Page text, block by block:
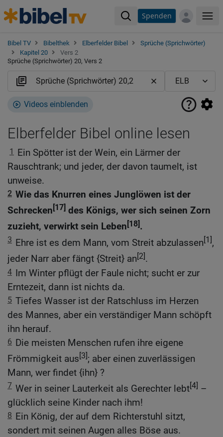
Spenden
Bibel TV Bibelthek Elberfelder Bibel
Sprüche (Sprichwörter)
Kapitel 20
Vers 2
Sprüche (Sprichwörter) 20, Vers 2
Videos einblenden
Elberfelder Bibel online lesen
1 Ein Spötter ist der Wein, ein Lärmer der
Rauschtrank; und jeder, der davon taumelt, ist
unweise.
2 Wie das Knurren eines Junglöwen ist der
Schrecken [17] des Königs, wer sich seinen Zorn
zuzieht, verwirkt sein Leben [18].
3 Ehre ist es dem Mann, vom Streit abzulassen[1],
jeder Narr aber fängt {Streit} an[2].
4 Im Winter pflügt der Faule nicht; sucht er zur
Erntezeit, dann ist nichts da.
5 Tiefes Wasser ist der Ratschluss im Herzen
des Mannes, aber ein verständiger Mann schöpft
ihn herauf.
6 Die meisten Menschen rufen ihre eigene
Frömmigkeit aus[3]; aber einen zuverlässigen
Mann, wer findet {ihn} ?
7 Wer in seiner Lauterkeit als Gerechter lebt[4] –
glücklich seine Kinder nach ihm!
8 Ein König, der auf dem Richterstuhl sitzt,
sondert mit seinen Augen alles Böse aus.